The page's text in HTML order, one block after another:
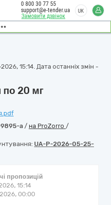
Замовити дзвінок
0 800 30 77 55
support@e-tender.ua
UK
15:14. Дата останніх змін -
по 20 мг
a/ на ProZorro /
UA-P-2026-05-25-
пропозицій
15:14
00:00